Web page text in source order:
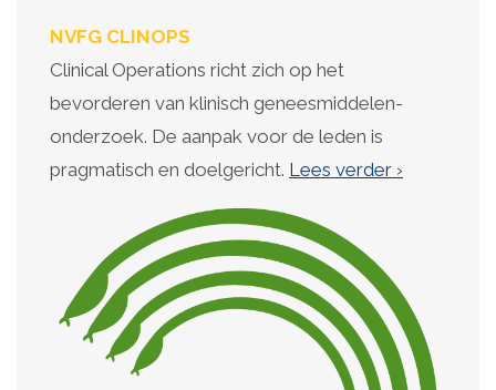
NVFG CLINOPS
Clinical Operations richt zich op het
bevorderen van klinisch geneesmiddelen-
onderzoek. De aanpak voor de leden is
pragmatisch en doelgericht. Lees verder ›